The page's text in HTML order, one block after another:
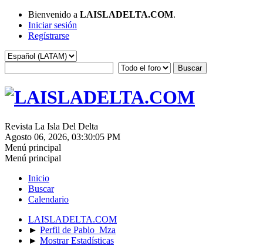
Bienvenido a LAISLADELTA.COM.
Iniciar sesión
Regístrarse
Revista La Isla Del Delta
Agosto 06, 2026, 03:30:05 PM
Menú principal
Menú principal
Inicio
Buscar
Calendario
LAISLADELTA.COM
► Perfil de Pablo_Mza
► Mostrar Estadísticas